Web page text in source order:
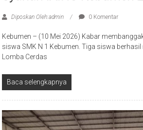
Diposkan Oleh:admin 0 Komentar
Kebumen – (10 Mei 2026) Kabar
siswa SMK N 1 Kebumen. Tiga siswa
Lomba Cerdas
Baca selengkapnya